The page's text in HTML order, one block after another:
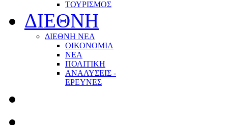
ΤΟΥΡΙΣΜΟΣ
ΔΙΕΘΝΗ
ΔΙΕΘΝΗ ΝΕΑ
ΟΙΚΟΝΟΜΙΑ
ΝΕΑ
ΠΟΛΙΤΙΚΗ
ΑΝΑΛΥΣΕΙΣ -
ΕΡΕΥΝΕΣ